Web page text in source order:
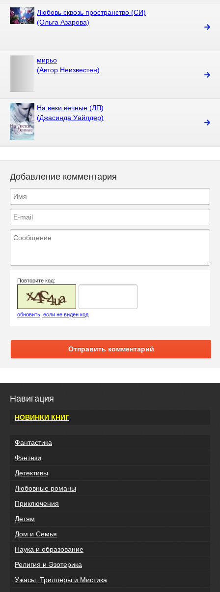
Любовь сквозь пространство (СИ)
(Ольга Азарова)
мирьо
(Автор Неизвестен)
На веки вечные (ЛП)
(Джасинда Уайлдер)
Добавление комментария
Повторите код:
обновить, если не виден код
Отправить комментарий
Навигация
НОВИНКИ КНИГ
Фантастика
Фэнтези
Детективы
Любовные романы
Приключения
Детям
Дом и Семья
Наука и образование
Религия и Эзотерика
Ужасы, Триллеры и Мистика